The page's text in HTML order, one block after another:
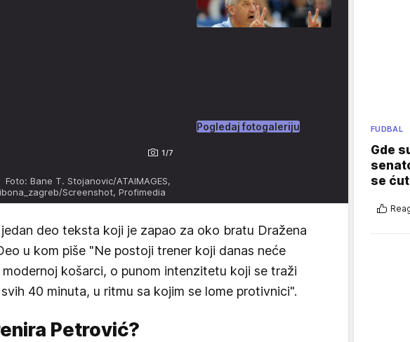
1/7
Pogledaj fotogaleriju
Foto: Bane T. Stojanovic/ATAIMAGES,
Screenshot, Profimedia
deo teksta koji je zapao za oko bratu Dražena
u kom piše "Ne postoji trener koji danas neće
košarci, o punom intenzitetu koji se traži
40 minuta, u ritmu sa kojim se lome protivnici".
Petrović?
FUDBAL
Gde
se